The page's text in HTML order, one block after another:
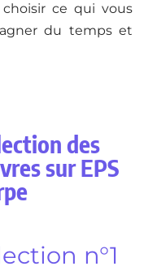
ce qui vous
du temps et
des
sur EPS
n°1